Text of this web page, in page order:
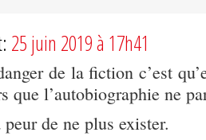
25 juin 2019 à 17h41
de la fiction c’est
que l’autobiographie ne
de ne plus exister.